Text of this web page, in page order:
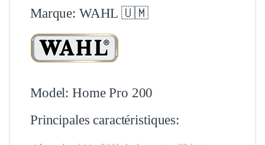
Marque: WAHL🇺🇲
Model: Home Pro 200
Principales caractéristiques: